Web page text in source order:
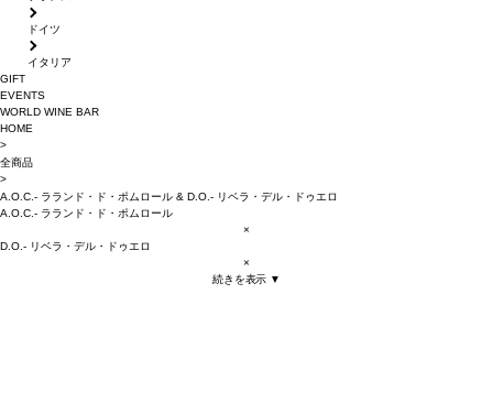
ドイツ
イタリア
GIFT
EVENTS
WORLD WINE BAR
HOME
>
全商品
>
A.O.C.- ラランド・ド・ポムロール& D.O.- リベラ・デル・ドゥエロ
A.O.C.- ラランド・ド・ポムロール
×
D.O.- リベラ・デル・ドゥエロ
×
続きを表示 ▼